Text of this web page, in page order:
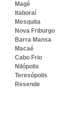
Magé
Itaboraí
Mesquita
Nova Friburgo
Barra Mansa
Macaé
Cabo Frio
Nilópolis
Teresópolis
Resende